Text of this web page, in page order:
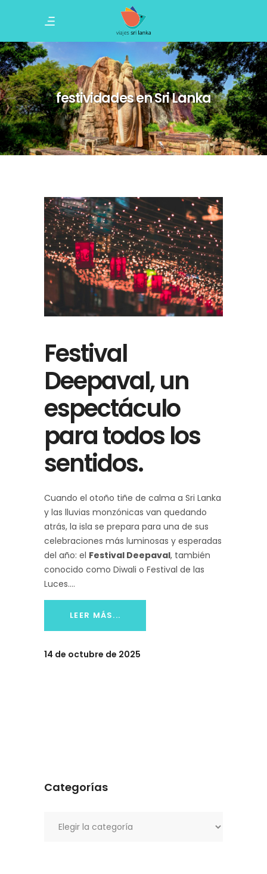
festividades en Sri Lanka
Festival
Deepaval, un
espectáculo
para todos los
sentidos.
Cuando el otoño tiñe de calma a Sri Lanka
y las lluvias monzónicas van quedando
atrás, la isla se prepara para una de sus
celebraciones más luminosas y esperadas
del año: el Festival Deepaval, también
conocido como Diwali o Festival de las
Luces.
LEER MÁS...
14 de octubre de 2025
Categorías